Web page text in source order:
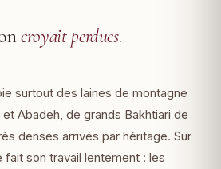
croyait perdues.
surtout des laines de montagne
Abadeh, de grands Bakhtiari de
denses arrivés par héritage. Sur
son travail lentement : les